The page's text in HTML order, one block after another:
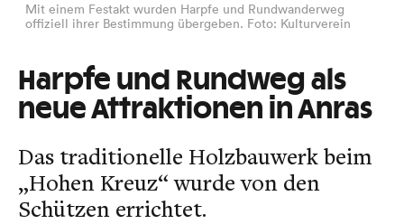
Mit einem Festakt wurden Harpfe und Rundwanderweg
offiziell ihrer Bestimmung übergeben. Foto: Kulturverein
Harpfe und Rundweg als
neue Attraktionen in Anras
Das traditionelle Holzbauwerk beim
„Hohen Kreuz“ wurde von den
Schützen errichtet.